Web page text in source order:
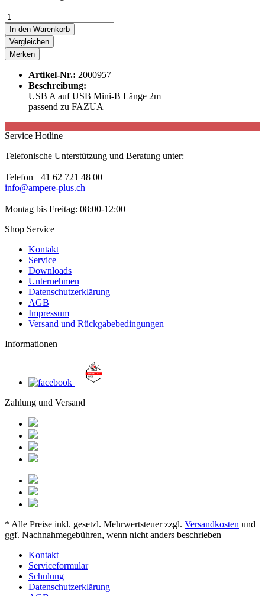
In den Warenkorb
Vergleichen
Merken
Artikel-Nr.: 2000957
Beschreibung:
USB A auf USB Mini-B Länge 2m
passend zu FAZUA
Service Hotline
Telefonische Unterstützung und Beratung unter:
Telefon +41 62 721 48 00
info@ampere-plus.ch
Montag bis Freitag: 08:00-12:00
Shop Service
Kontakt
Service
Downloads
Unternehmen
Datenschutzerklärung
AGB
Impressum
Versand und Rückgabebedingungen
Informationen
Zahlung und Versand
* Alle Preise inkl. gesetzl. Mehrwertsteuer zzgl. Versandkosten und
ggf. Nachnahmegebühren, wenn nicht anders beschrieben
Kontakt
Serviceformular
Schulung
Datenschutzerklärung